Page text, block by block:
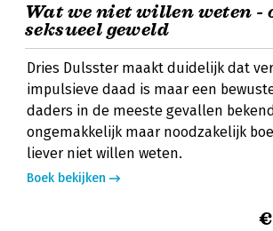
Wat we niet willen weten -
seksueel geweld
Dries Dulsster maakt duidelijk dat
impulsieve daad is maar een
daders in de meeste gevallen
ongemakkelijk maar noodzakelijk
liever niet willen weten.
Boek bekijken